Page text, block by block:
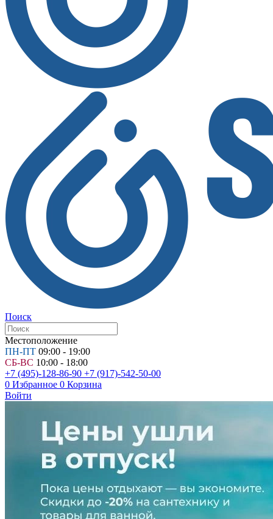
Поиск
Местоположение
ПН-ПТ 09:00 - 19:00
СБ-ВС 10:00 - 18:00
+7 (495)-128-86-90 +7 (917)-542-50-00
0 Избранное 0 Корзина
Войти